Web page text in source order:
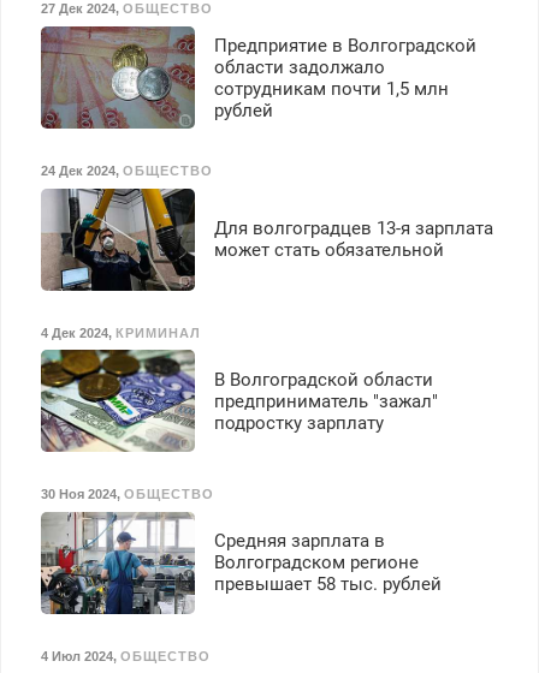
27 Дек 2024, ОБЩЕСТВО
Предприятие в Волгоградской
области задолжало
сотрудникам почти 1,5 млн
рублей
24 Дек 2024, ОБЩЕСТВО
Для волгоградцев 13-я зарплата
может стать обязательной
4 Дек 2024, КРИМИНАЛ
В Волгоградской области
предприниматель "зажал"
подростку зарплату
30 Ноя 2024, ОБЩЕСТВО
Средняя зарплата в
Волгоградском регионе
превышает 58 тыс. рублей
4 Июл 2024, ОБЩЕСТВО